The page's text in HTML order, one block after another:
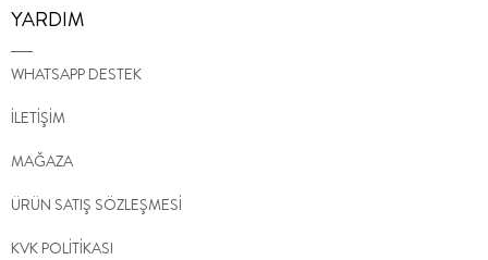
YARDIM
WHATSAPP DESTEK
İLETİŞİM
MAĞAZA
ÜRÜN SATIŞ SÖZLEŞMESİ
KVK POLİTİKASI